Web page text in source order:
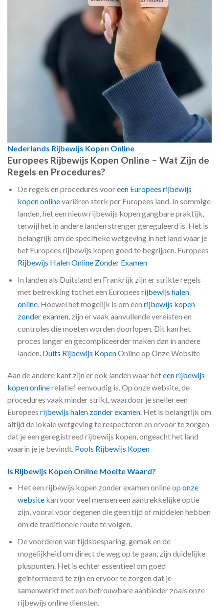
Nederlands Rijbewijs Kopen Online
Europees Rijbewijs Kopen Online – Wat Zijn de
Regels en Procedures?
De regels en procedures vooreen Europees rijbewijs
kopen onlinevariëren sterk per Europees land. In sommige
landen, het een nieuw rijbewijs kopen gangbare praktijk,
terwijl het in andere landen strenger gereguleerd is. Het is
belangrijk om de specifieke wetgeving in het land waar je
het Europees rijbewijs kopen goed te begrijpen. Europees
Rijbewijs Halen Online Zonder Examen
In landen als Duitsland en Frankrijk zijn er strikte regels
met betrekking tot het een Europees rijbewijs halen
online. Hoewel het mogelijk is om een rijbewijs kopen
zonder examen, zijn er vaak aanvullende vereisten en
controles die moeten worden doorlopen. Dit kan het
proces langer en gecompliceerder maken dan in andere
landen. Duits Rijbewijs KopenOnline op Onze Website
Aan de andere kant zijn er ook landen waar heteen rijbewijs
kopen onlinerelatief eenvoudig is. Op onze website, de
procedures vaak minder strikt, waardoor je sneller een
Europees rijbewijs halen zonder examen. Het is belangrijk om
altijd de lokale wetgeving te respecteren en ervoor te zorgen
dat je een geregistreed rijbewijs kopen, ongeacht het land
waarin je je bevindt. Pools Rijbewijs Kopen
Is Rijbewijs Kopen Online Moeite Waard?
Het een rijbewijs kopen zonder examen online op onze
websitekan voor veel mensen een aantrekkelijke optie
zijn, vooral voor degenen die geen tijd of middelen hebben
om de traditionele route te volgen.
De voordelen van tijdsbesparing, gemak en de
mogelijkheid om direct de weg op te gaan, zijn duidelijke
pluspunten. Het is echter essentieel om goed
geïnformeerd te zijn en ervoor te zorgen dat je
samenwerkt met een betrouwbare aanbieder zoals onze
rijbewijs online diensten.